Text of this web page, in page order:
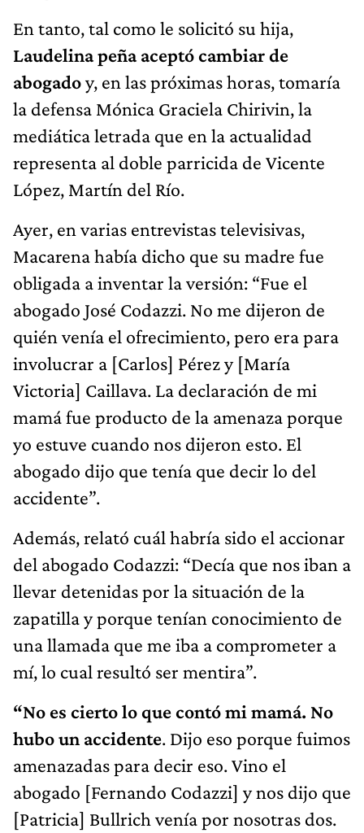
En tanto, tal como le solicitó su hija,
Laudelina peña aceptó cambiar de
abogadoy, en las próximas horas, tomaría
la defensa Mónica Graciela Chirivin, la
mediática letrada que en la actualidad
representa al doble parricida de Vicente
López, Martín del Río.
Ayer, en varias entrevistas televisivas,
Macarena había dicho que su madre fue
obligada a inventar la versión: “Fue el
abogado José Codazzi. No me dijeron de
quién venía el ofrecimiento, pero era para
involucrar a [Carlos] Pérez y [María
Victoria] Caillava. La declaración de mi
mamá fue producto de la amenaza porque
yo estuve cuando nos dijeron esto. El
abogado dijo que tenía que decir lo del
accidente”.
Además, relató cuál habría sido el accionar
del abogado Codazzi: “Decía que nos iban a
llevar detenidas por la situación de la
zapatilla y porque tenían conocimiento de
una llamada que me iba a comprometer a
mí, lo cual resultó ser mentira”.
“No es cierto lo que contó mi mamá. No
hubo un accidente. Dijo eso porque fuimos
amenazadas para decir eso. Vino el
abogado [Fernando Codazzi] y nos dijo que
[Patricia] Bullrich venía por nosotras dos.